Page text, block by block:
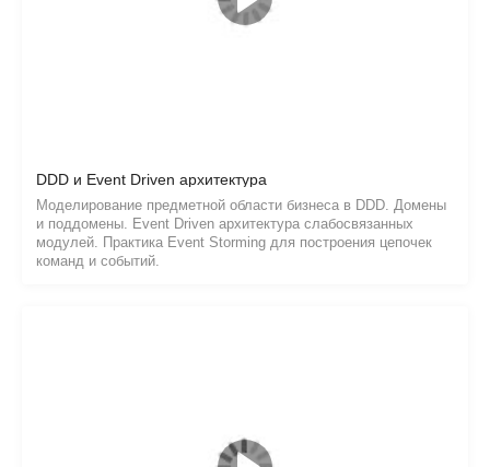
DDD и Event Driven архитектура
Моделирование предметной области бизнеса в DDD. Домены
и поддомены. Event Driven архитектура слабосвязанных
модулей. Практика Event Storming для построения цепочек
команд и событий.